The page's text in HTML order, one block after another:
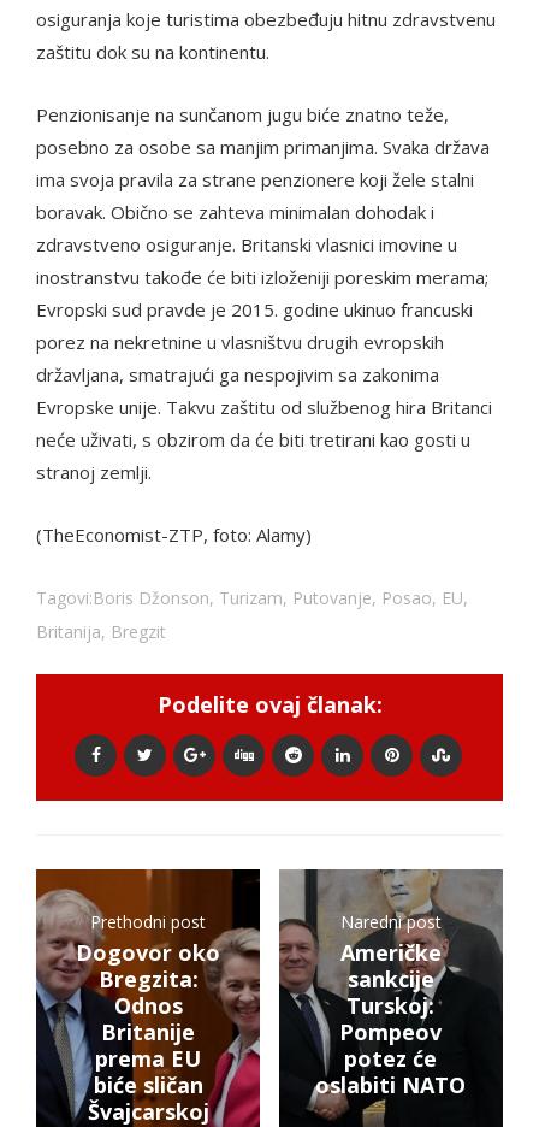
osiguranja koje turistima obezbeđuju hitnu zdravstvenu
zaštitu dok su na kontinentu.
Penzionisanje na sunčanom jugu biće znatno teže,
posebno za osobe sa manjim primanjima. Svaka država
ima svoja pravila za strane penzionere koji žele stalni
boravak. Obično se zahteva minimalan dohodak i
zdravstveno osiguranje. Britanski vlasnici imovine u
inostranstvu takođe će biti izloženiji poreskim merama;
Evropski sud pravde je 2015. godine ukinuo francuski
porez na nekretnine u vlasništvu drugih evropskih
državljana, smatrajući ga nespojivim sa zakonima
Evropske unije. Takvu zaštitu od službenog hira Britanci
neće uživati, s obzirom da će biti tretirani kao gosti u
stranoj zemlji.
(TheEconomist-ZTP, foto: Alamy)
Tagovi:Boris Džonson, Turizam, Putovanje, Posao, EU,
Britanija, Bregzit
Podelite ovaj članak:
Prethodni post
Dogovor oko
Bregzita:
Odnos
Britanije
prema EU
biće sličan
Švajcarskoj
Naredni post
Američke
sankcije
Turskoj:
Pompeov
potez će
oslabiti NATO